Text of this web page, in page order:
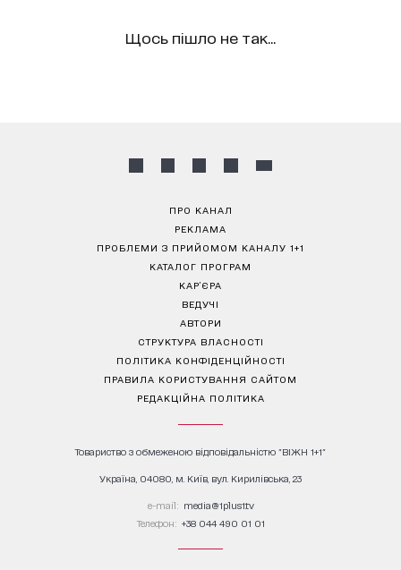
Щось пішло не так...
ПРО КАНАЛ
РЕКЛАМА
ПРОБЛЕМИ З ПРИЙОМОМ КАНАЛУ 1+1
КАТАЛОГ ПРОГРАМ
КАР’ЄРА
ВЕДУЧІ
АВТОРИ
СТРУКТУРА ВЛАСНОСТІ
ПОЛІТИКА КОНФІДЕНЦІЙНОСТІ
ПРАВИЛА КОРИСТУВАННЯ САЙТОМ
РЕДАКЦІЙНА ПОЛІТИКА
Товариство з обмеженою відповідальністю "ВІЖН 1+1"
Україна, 04080, м. Київ, вул. Кирилівська, 23
е-mail: media@1plus1.tv
Телефон: +38 044 490 01 01